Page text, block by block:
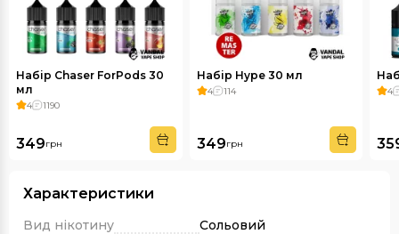
Набір Chaser ForPods 30
мл
4 1190
349грн
Набір Hype 30 мл
4 114
349грн
4
Характеристики
Вид нікотину
Сольовий